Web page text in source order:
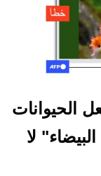
الحيوانات
لا